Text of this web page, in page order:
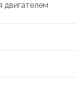
двигателем